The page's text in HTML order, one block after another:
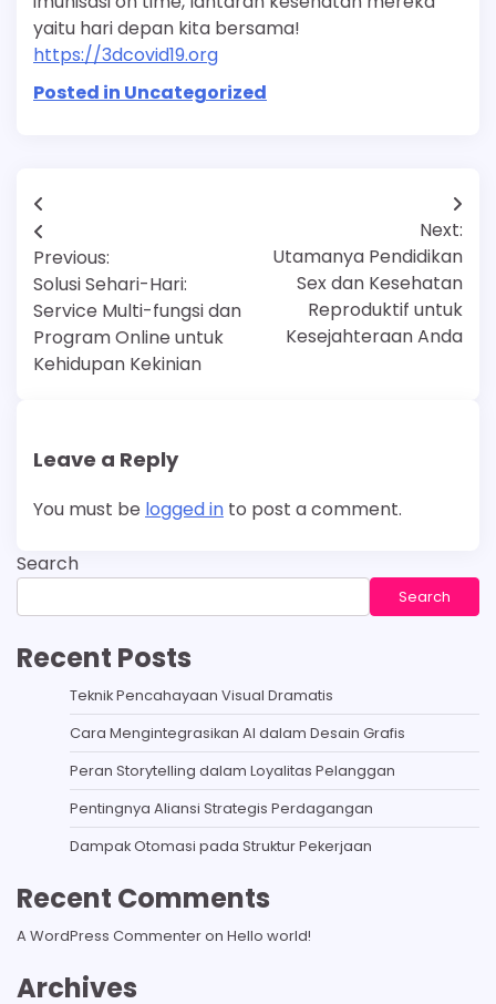
yaitu hari depan kita bersama!
https://3dcovid19.org
Posted in Uncategorized
Post
navigation
Previous:
Solusi Sehari-Hari:
Service Multi-fungsi dan
Program Online untuk
Kehidupan Kekinian
Next:
Utamanya Pendidikan
Sex dan Kesehatan
Reproduktif untuk
Kesejahteraan Anda
Leave a Reply
You must be logged in to post a comment.
Search
Search
Recent Posts
Teknik Pencahayaan Visual Dramatis
Cara Mengintegrasikan AI dalam Desain Grafis
Peran Storytelling dalam Loyalitas Pelanggan
Pentingnya Aliansi Strategis Perdagangan
Dampak Otomasi pada Struktur Pekerjaan
Recent Comments
A WordPress Commenteron Hello world!
Archives